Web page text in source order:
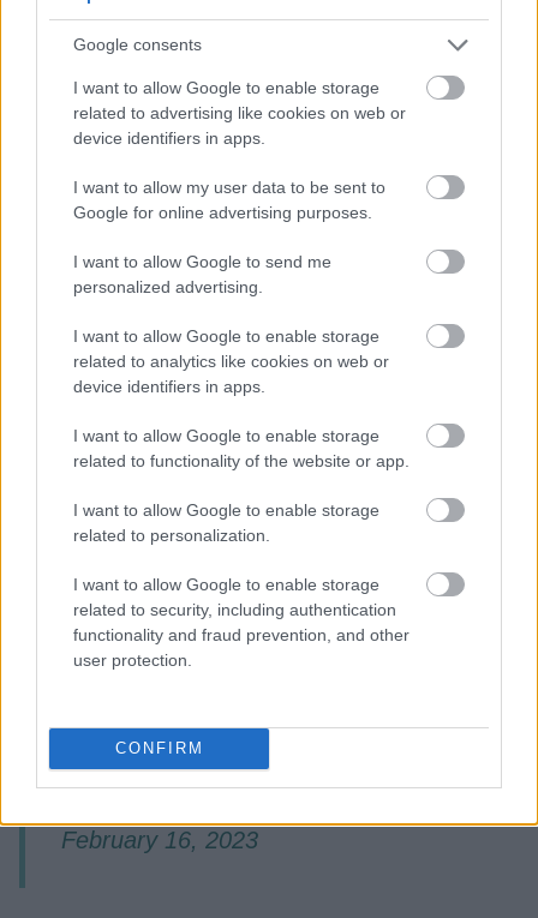
Google consents
I want to allow Google to enable storage
related to advertising like cookies on web or
device identifiers in apps.
I want to allow my user data to be sent to
Google for online advertising purposes.
I want to allow Google to send me
personalized advertising.
I want to allow Google to enable storage
related to analytics like cookies on web or
device identifiers in apps.
I want to allow Google to enable storage
related to functionality of the website or app.
I want to allow Google to enable storage
related to personalization.
I want to allow Google to enable storage
related to security, including authentication
functionality and fraud prevention, and other
user protection.
CONFIRM
Jenner will actually be my last
— melbaby (@meloniejordann)
Bad bunny…with Kendall
Jenner…? Pls tell me this is a lie
pic.twitter.com/vcq76A0bgd
— alexandrita 💖 (@alexandraandyou)
February 17, 2023
Bad Bunny was spotted playing
tonsil hockey with Kendall
pic.twitter.com/ynUqXVStZD
February 16, 2023